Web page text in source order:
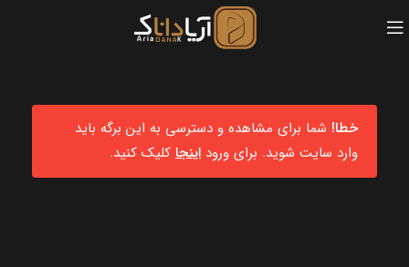
خطا! شما برای مشاهده و دسترسی به این برگه باید
وارد سایت شوید. برای ورود اینجا کلیک کنید.